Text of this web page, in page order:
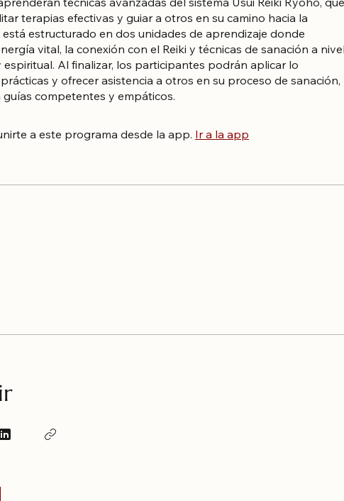
terapias efectivas y guiar a otros en su camino hacia la
está estructurado en dos unidades de aprendizaje donde
vital, la conexión con el Reiki y técnicas de sanación a nivel
espiritual. Al finalizar, los participantes podrán aplicar lo
y ofrecer asistencia a otros en su proceso de sanación,
competentes y empáticos.
a este programa desde la app. Ir a la app